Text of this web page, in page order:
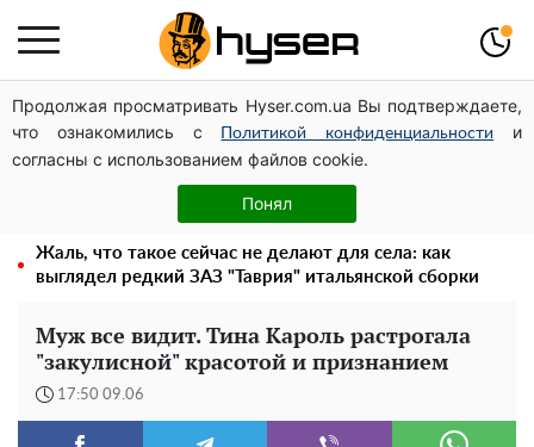
Продолжая просматривать Hyser.com.ua Вы подтверждаете,
что ознакомились с
Политикой конфиденциальности
и
согласны с использованием файлов cookie.
Понял
Дроны с наценкой: Александр Конотопский вывел
миллионы оборонного бюджета через фиктивную
фирму в Эстонии
Елена Тополя слив видео – это далеко не все:
фронтмен "Антитела" Тарас Тополя стал следующим
Жаль, что такое сейчас не делают для села: как
выглядел редкий ЗАЗ "Таврия" итальянской сборки
Муж все видит. Тина Кароль растрогала
"закулисной" красотой и признанием
17:50 09.06